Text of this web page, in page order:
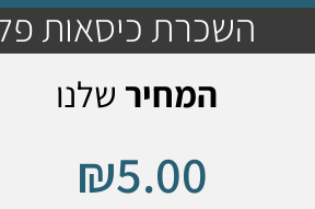
השכרת כיסאות
המחיר שלנו
₪5.00